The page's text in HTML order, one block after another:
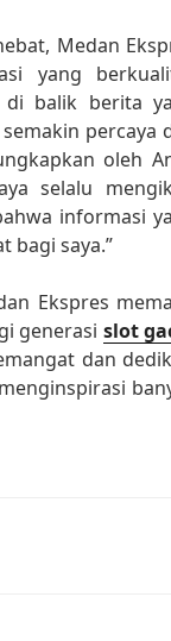
Medan
yang
di balik berita
percaya
oleh
selalu
informasi
bagi saya.”
Ekspres
generasi slot
dan